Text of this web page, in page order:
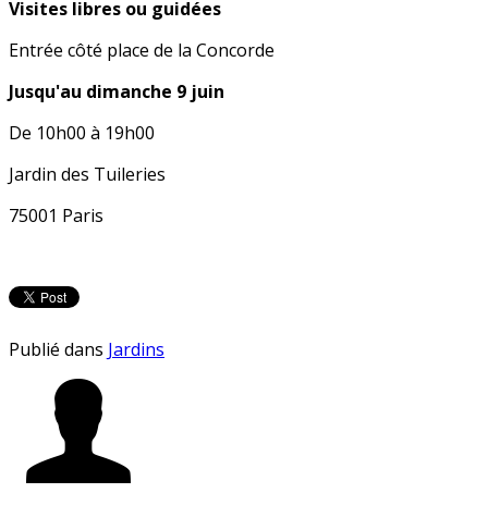
Visites libres ou guidées
Entrée côté place de la Concorde
Jusqu'au dimanche 9 juin
De 10h00 à 19h00
Jardin des Tuileries
75001 Paris
Publié dans Jardins